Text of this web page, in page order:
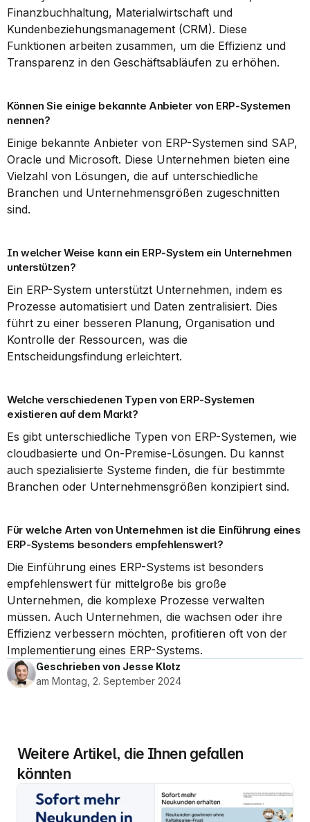
Finanzbuchhaltung, Materialwirtschaft und
Kundenbeziehungsmanagement (CRM). Diese
Funktionen arbeiten zusammen, um die Effizienz und
Transparenz in den Geschäftsabläufen zu erhöhen.
Können Sie einige bekannte Anbieter von ERP-Systemen
nennen?
Einige bekannte Anbieter von ERP-Systemen sind SAP,
Oracle und Microsoft. Diese Unternehmen bieten eine
Vielzahl von Lösungen, die auf unterschiedliche
Branchen und Unternehmensgrößen zugeschnitten
sind.
In welcher Weise kann ein ERP-System ein Unternehmen
unterstützen?
Ein ERP-System unterstützt Unternehmen, indem es
Prozesse automatisiert und Daten zentralisiert. Dies
führt zu einer besseren Planung, Organisation und
Kontrolle der Ressourcen, was die
Entscheidungsfindung erleichtert.
Welche verschiedenen Typen von ERP-Systemen
existieren auf dem Markt?
Es gibt unterschiedliche Typen von ERP-Systemen, wie
cloudbasierte und On-Premise-Lösungen. Du kannst
auch spezialisierte Systeme finden, die für bestimmte
Branchen oder Unternehmensgrößen konzipiert sind.
Für welche Arten von Unternehmen ist die Einführung eines
ERP-Systems besonders empfehlenswert?
Die Einführung eines ERP-Systems ist besonders
empfehlenswert für mittelgroße bis große
Unternehmen, die komplexe Prozesse verwalten
müssen. Auch Unternehmen, die wachsen oder ihre
Effizienz verbessern möchten, profitieren oft von der
Implementierung eines ERP-Systems.
Geschrieben von Jesse Klotz
am Montag, 2. September 2024
Weitere Artikel, die Ihnen gefallen
könnten